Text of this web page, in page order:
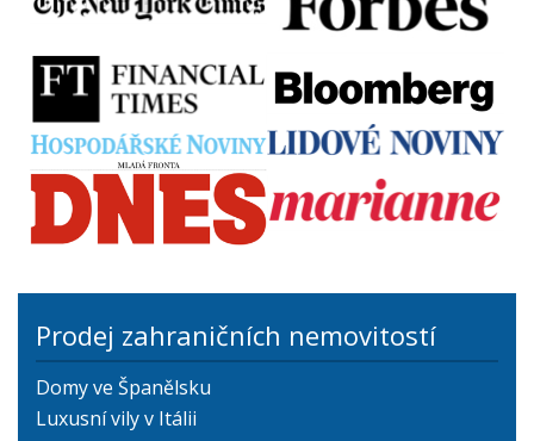
Prodej zahraničních nemovitostí
Domy ve Španělsku
Luxusní vily v Itálii